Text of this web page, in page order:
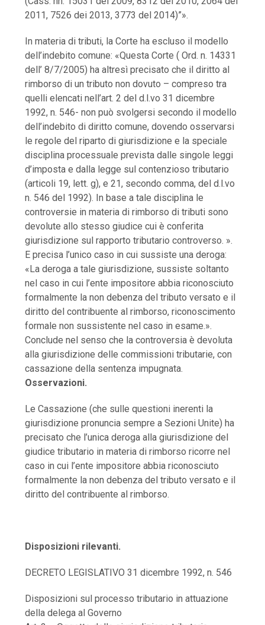
2011, 7526 dei 2013, 3773 del 2014)”».
In materia di tributi, la Corte ha escluso il modello
dell’indebito comune: «Questa Corte ( Ord. n. 14331
dell’ 8/7/2005) ha altresì precisato che il diritto al
rimborso di un tributo non dovuto – compreso tra
quelli elencati nell’art. 2 del d.l.vo 31 dicembre
1992, n. 546- non può svolgersi secondo il modello
dell’indebito di diritto comune, dovendo osservarsi
le regole del riparto di giurisdizione e la speciale
disciplina processuale prevista dalle singole leggi
d’imposta e dalla legge sul contenzioso tributario
(articoli 19, lett. g), e 21, secondo comma, del d.l.vo
n. 546 del 1992). In base a tale disciplina le
controversie in materia di rimborso di tributi sono
devolute allo stesso giudice cui è conferita
giurisdizione sul rapporto tributario controverso. ».
E precisa l’unico caso in cui sussiste una deroga:
«La deroga a tale giurisdizione, sussiste soltanto
nel caso in cui l’ente impositore abbia riconosciuto
formalmente la non debenza del tributo versato e il
diritto del contribuente al rimborso, riconoscimento
formale non sussistente nel caso in esame.».
Conclude nel senso che la controversia è devoluta
alla giurisdizione delle commissioni tributarie, con
cassazione della sentenza impugnata.
Osservazioni.
Le Cassazione (che sulle questioni inerenti la
giurisdizione pronuncia sempre a Sezioni Unite) ha
precisato che l’unica deroga alla giurisdizione del
giudice tributario in materia di rimborso ricorre nel
caso in cui l’ente impositore abbia riconosciuto
formalmente la non debenza del tributo versato e il
diritto del contribuente al rimborso.
Disposizioni rilevanti.
DECRETO LEGISLATIVO 31 dicembre 1992, n. 546
Disposizioni sul processo tributario in attuazione
della delega al Governo